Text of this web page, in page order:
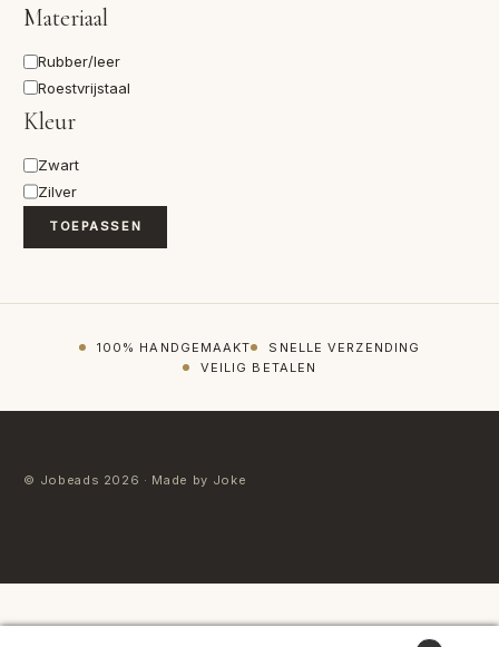
Materiaal
Materiaal
Rubber/leer
Roestvrijstaal
Kleur
Kleur
Zwart
Zilver
TOEPASSEN
100% HANDGEMAAKT
SNELLE VERZENDING
VEILIG BETALEN
© Jobeads 2026 · Made by Joke